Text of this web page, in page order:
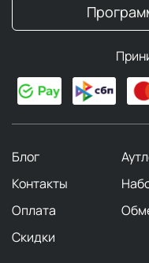
Блог
Контакты
Оплата
Скидки